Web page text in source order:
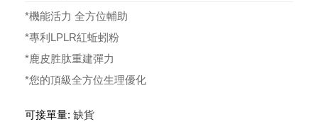
*機能活力 全方位輔助
*專利LPLR紅蚯蚓粉
*鹿皮胜肽重建彈力
*您的頂級全方位生理優化
可接單量: 缺貨